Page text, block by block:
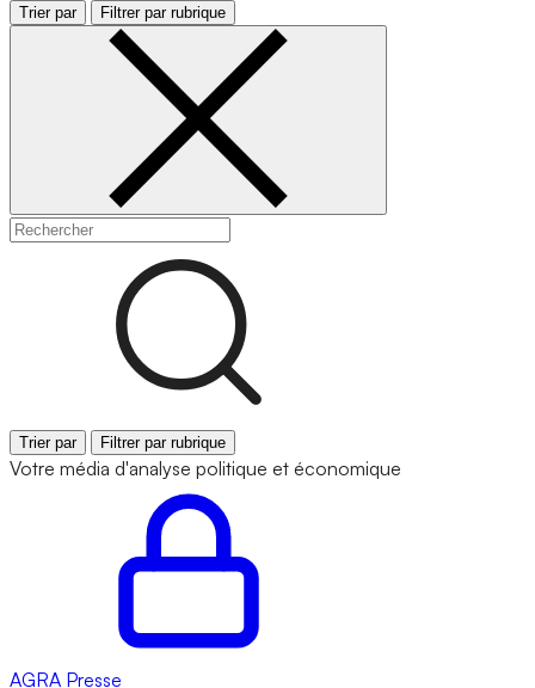
Trier par Filtrer par rubrique
Trier par Filtrer par rubrique
Votre média d'analyse politique et économique
AGRA Presse